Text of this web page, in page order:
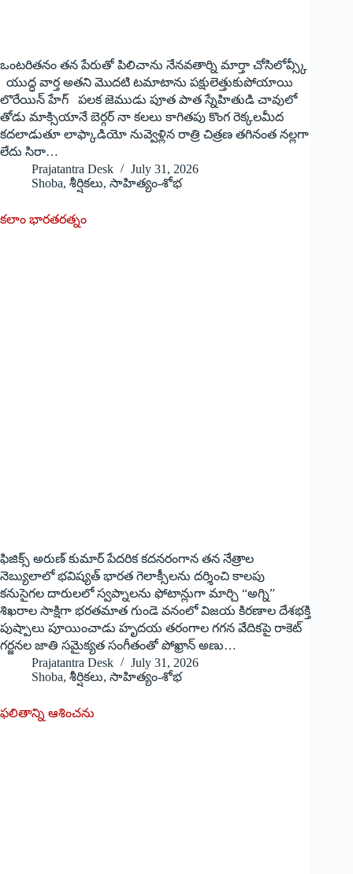
ఒంటరితనం తన పేరుతో పిలిచాను నేనవతార్ని మార్తా చోసిలోవ్స్కీ
యుద్ధ వార్త అతని‌ మొదటి టమాటాను పక్షులెత్తుకుపోయాయి
లొరేయిన్ హేగ్ పలక జెముడు పూత పాత స్నేహితుడి చావులో
తోడు మాక్సియానే బెర్గర్ నా‌ కలలు కాగితపు కొంగ రెక్కల‌మీద
కదలాడుతూ లాఫ్కాడియో నువ్వెళ్లిన రాత్రి చిత్రణ తగినంత‌ నల్లగా
లేదు సిరా…
Prajatantra Desk
July 31, 2026
Shoba, శీర్షికలు, సాహిత్యం-శోభ
కలాం భారతరత్నం
ఫిజిక్స్ అరుణ్ కుమార్ పేదరిక కదనరంగాన తన నేత్రాల
నెబ్యులాలో భవిష్యత్ భారత గెలాక్సీలను దర్శించి కాలపు
కనుసైగల దారులలో స్వప్నాలను ఫోటాన్లుగా మార్చి “అగ్ని”
శిఖరాల సాక్షిగా భరతమాత గుండె వనంలో విజయ కిరణాల దేశభక్తి
పుష్పాలు పూయించాడు హృదయ తరంగాల గగన వేదికపై రాకెట్
గర్జనల జాతి సమైక్యత సంగీతంతో పోఖ్రాన్ అణు…
Prajatantra Desk
July 31, 2026
Shoba, శీర్షికలు, సాహిత్యం-శోభ
ఫలితాన్ని ఆశించను